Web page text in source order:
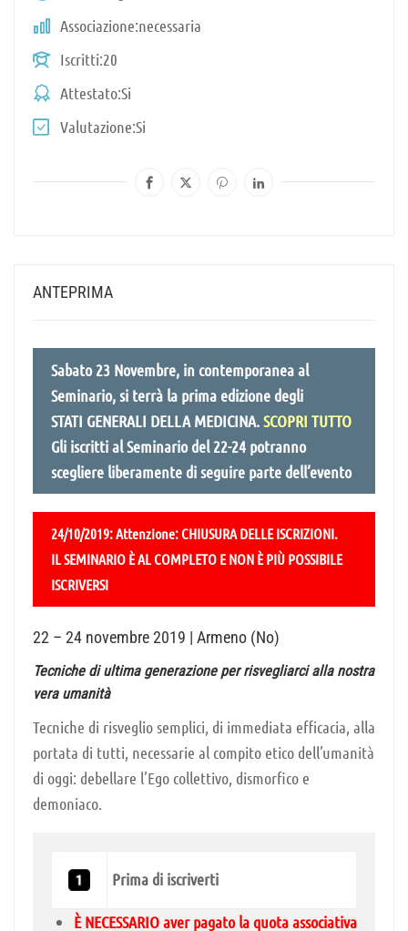
ANTEPRIMA
Sabato 23 Novembre, in contemporanea al
Seminario, si terrà la prima edizione degli
STATI GENERALI DELLA MEDICINA.SCOPRI TUTTO
Gli iscritti al Seminario del 22-24 potranno
scegliere liberamente di seguire parte dell’evento
24/10/2019: Attenzione: CHIUSURA DELLE ISCRIZIONI.
IL SEMINARIO È AL COMPLETO E NON È PIÙ POSSIBILE
ISCRIVERSI
22 – 24 novembre 2019 | Armeno (No)
Tecniche di ultima generazione per risvegliarci alla nostra
vera umanità
Tecniche di risveglio semplici, di immediata efficacia, alla
portata di tutti, necessarie al compito etico dell’umanità
di oggi: debellare l’Ego collettivo, dismorfico e
demoniaco.
Prima di iscriverti
È NECESSARIO aver pagato la quota associativa
Associazione necessaria
Iscritti 20
AttestatoSi
Valutazione Si